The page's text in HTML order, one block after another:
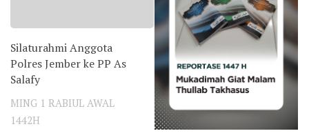
Silaturahmi Anggota
Polres Jember ke PP As
Salafy
MING 1 RABIUL AWAL
1442H